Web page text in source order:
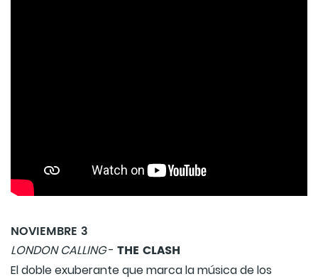
NOVIEMBRE 3
LONDON CALLING- THE CLASH
El doble exuberante que marca la música de los